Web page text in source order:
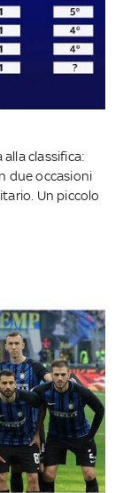
classifica:
due occasioni
Un piccolo